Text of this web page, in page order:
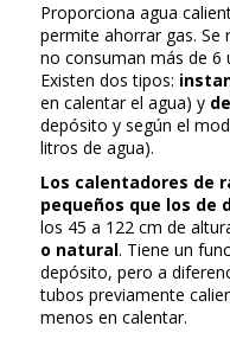
Proporciona agua
permite ahorrar gas. Se
no consuman más de 6
Existen dos tipos:
en calentar el agua) y
depósito y según el
litros de agua).
Los calentadores de
pequeños que los de
los 45 a 122 cm de
o natural. Tiene un
depósito, pero a
tubos previamente
menos en calentar.